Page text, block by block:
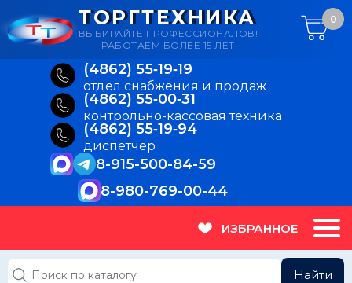
(4862) 55‑19‑19
отдел снабжения и продаж
(4862) 55‑00‑31
контрольно-кассовая техника
(4862) 55‑19‑94
диспетчер
8-915-500-84-59
8-980-769-00-44
ТОРГТЕХНИКА
ВЫБИРАЙТЕ ПРОФЕССИОНАЛОВ!
РАБОТАЕМ БОЛЕЕ 15 ЛЕТ
0
ИЗБРАННОЕ
Найти